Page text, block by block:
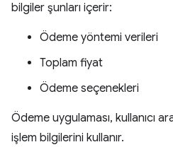
bilgiler şunları içerir:
Ödeme yöntemi verileri
Toplam fiyat
Ödeme seçenekleri
Ödeme uygulaması, kullanıcı
işlem bilgilerini kullanır.